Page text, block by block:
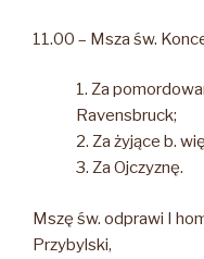
11.00 – Msza św.
1. Za
Ravensbruck;
2. Za żyjące b.
3. Za Ojczyznę.
Mszę św. odprawi I
Przybylski,